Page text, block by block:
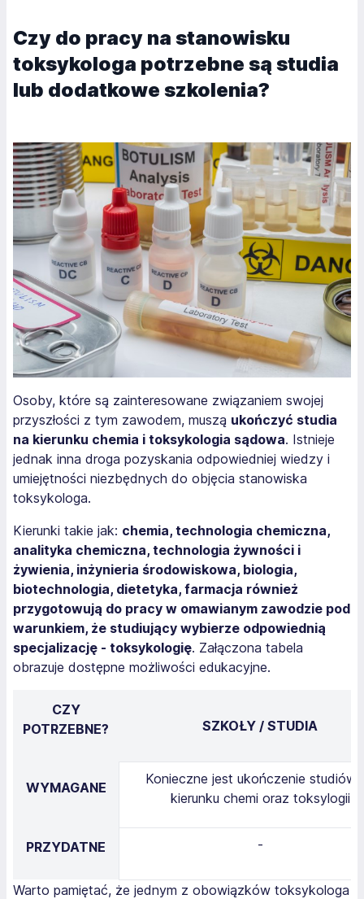
Czy do pracy na stanowisku
toksykologa potrzebne są studia
lub dodatkowe szkolenia?
Osoby, które są zainteresowane związaniem swojej
przyszłości z tym zawodem, muszą ukończyć studia
na kierunku chemia i toksykologia sądowa. Istnieje
jednak inna droga pozyskania odpowiedniej wiedzy i
umiejętności niezbędnych do objęcia stanowiska
toksykologa.
Kierunki takie jak: chemia, technologia chemiczna,
analityka chemiczna, technologia żywności i
żywienia, inżynieria środowiskowa, biologia,
biotechnologia, dietetyka, farmacja również
przygotowują do pracy w omawianym zawodzie pod
warunkiem, że studiujący wybierze odpowiednią
specjalizację - toksykologię. Załączona tabela
obrazuje dostępne możliwości edukacyjne.
CZY
POTRZEBNE?
SZKOŁY / STUDIA
WYMAGANE
Konieczne jest ukończenie studiów
kierunku chemi oraz toksylogii
PRZYDATNE -
Warto pamiętać, że jednym z obowiązków toksykologa